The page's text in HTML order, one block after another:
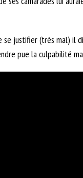
justifier (très mal) il
pue la culpabilité